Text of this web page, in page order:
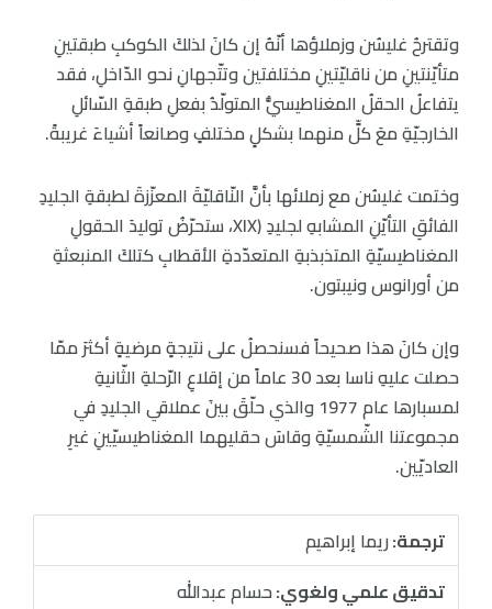
وتقترحُ غليسُن وزملاؤها أنّهُ إن كانَ لذلكَ الكوكبِ طبقتينِ
متأيّنتينِ من ناقليّتينِ مختلفتين وتتّجهانِ نحو الدّاخلِ، فقد
يتفاعلُ الحقلُ المغناطيسيُّ المتولّدُ بفعلِ طبقةِ السّائلِ
الخارجيّةِ معَ كلٍّ منهما بشكلٍ مختلفٍ وصانعاً أشياءَ غريبةً.
وختمت غليسُن مع زملائها بأنَّ النّاقليّةَ المعزّزةَ لطبقةِ الجليدِ
الفائقِ التأيّنِ المشابهِ لجليدِ (XIX، ستحرّضُ توليدَ الحقولِ
المغناطيسيّةِ المتذبذبةِ المتعدّدةِ الأقطابِ كتلكَ المنبعثةِ
من أورانوس ونيبتون.
وإن كانَ هذا صحيحاً فسنحصلُ على نتيجةٍ مرضيةٍ أكثرَ ممّا
حصلت عليهِ ناسا بعد 30 عاماً من إقلاعِ الرّحلةِ الثّانيةِ
لمسبارها عام 1977 والذي حلّقَ بينَ عملاقي الجليدِ في
مجموعتنا الشّمسيّةِ وقاسَ حقليهما المغناطيسيّينِ غيرِ
العاديّين.
ترجمة:ريما إبراهيم
تدقيق علمي ولغوي:حسام عبدالله